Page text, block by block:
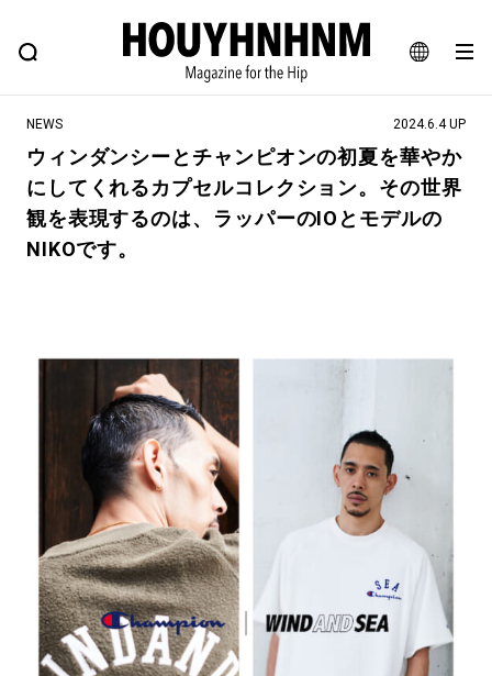
JA
EN
FEATURE BLOG SNAP
ヒップなファッション、カルチャー、ライフスタイルWEBマガジン
#注目のタグ
#SHOPPING ADDICT
#GH 銘品の所以 #フイナムのYouTube
#Commune H #FOCUS IT
#ととけん #FASHION #MOVIE
#LIFESTYLE #SNEAKER #OUTDOOR
#SPORTS #HANDSOME HANDBOOK
NEWS 2024.6.4 UP
ウィンダンシーとチャンピオンの初夏を華やか
にしてくれるカプセルコレクション。その世界
観を表現するのは、ラッパーのIOとモデルの
NIKOです。